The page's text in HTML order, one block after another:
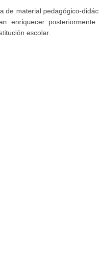
de material pedagógico-
enriquecer posteriormente
escolar.